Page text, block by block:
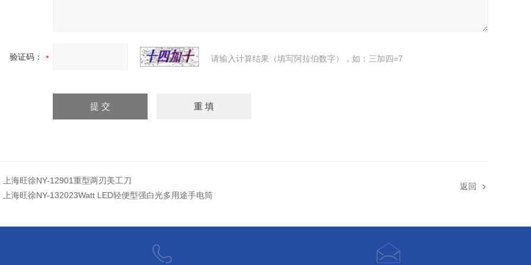
验证码： 请输入计算结果（填写阿拉伯数字），如：三加四=7
上海旺徐NY-12901重型两刃美工刀
上海旺徐NY-132023Watt LED轻便型强白光多用途手电筒
返回